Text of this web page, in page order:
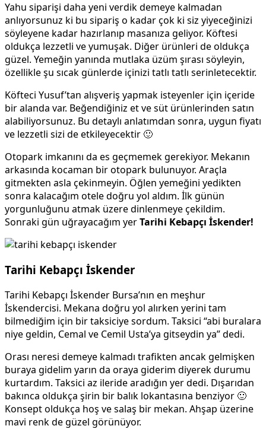
Yahu siparişi daha yeni verdik demeye kalmadan
anlıyorsunuz ki bu sipariş o kadar çok ki siz yiyeceğinizi
söyleyene kadar hazırlanıp masanıza geliyor. Köftesi
oldukça lezzetli ve yumuşak. Diğer ürünleri de oldukça
güzel. Yemeğin yanında mutlaka üzüm şırası söyleyin,
özellikle şu sıcak günlerde içinizi tatlı tatlı serinletecektir.
Köfteci Yusuf’tan alışveriş yapmak isteyenler için içeride
bir alanda var. Beğendiğiniz et ve süt ürünlerinden satın
alabiliyorsunuz. Bu detaylı anlatımdan sonra, uygun fiyatı
ve lezzetli sizi de etkileyecektir 🙂
Otopark imkanını da es geçmemek gerekiyor. Mekanın
arkasında kocaman bir otopark bulunuyor. Araçla
gitmekten asla çekinmeyin. Öğlen yemeğini yedikten
sonra kalacağım otele doğru yol aldım. İlk günün
yorgunluğunu atmak üzere dinlenmeye çekildim.
Sonraki gün uğrayacağım yerTarihi Kebapçı İskender!
Tarihi Kebapçı İskender
Tarihi Kebapçı İskender Bursa’nın en meşhur
İskendercisi. Mekana doğru yol alırken yerini tam
bilmediğim için bir taksiciye sordum. Taksici “abi buralara
niye geldin, Cemal ve Cemil Usta’ya gitseydin ya” dedi.
Orası neresi demeye kalmadı trafikten ancak gelmişken
buraya gidelim yarın da oraya giderim diyerek durumu
kurtardım. Taksici az ileride aradığın yer dedi. Dışarıdan
bakınca oldukça şirin bir balık lokantasına benziyor 🙂
Konsept oldukça hoş ve salaş bir mekan. Ahşap üzerine
mavi renk de güzel görünüyor.